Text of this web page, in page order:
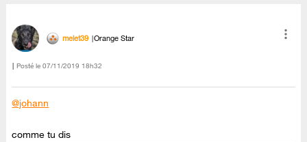
melet39 Orange Star
Posté le ‎07/11/2019 18h32
@johann
comme tu dis